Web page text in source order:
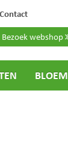
Bezoek webshop
Contact